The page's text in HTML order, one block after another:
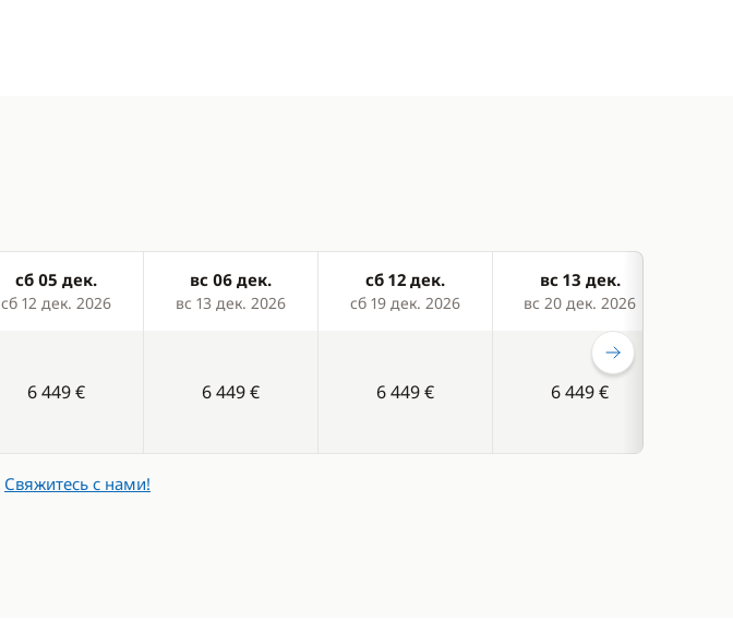
сб 05 дек.
сб 12 дек. 2026
вс 06 дек.
вс 13 дек. 2026
сб 12 дек.
сб 19 дек. 2026
вс 13 дек.
вс 20 дек. 2026
6 449 € 6 449 € 6 449 € 6 449 €
Свяжитесь с нами!